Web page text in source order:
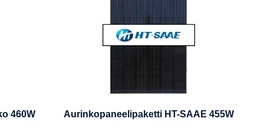
460W
Aurinkopaneelipaketti HT-SAAE 455W